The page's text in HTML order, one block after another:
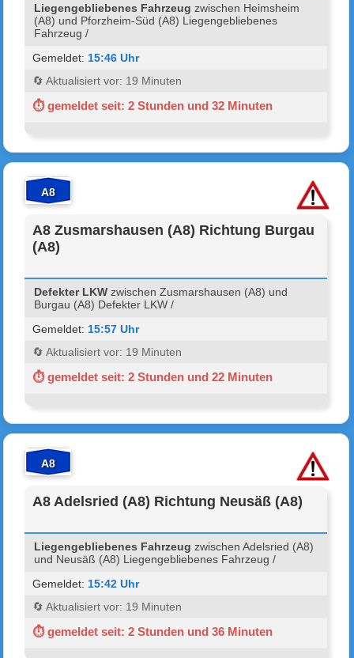
Liegengebliebenes Fahrzeug zwischen Heimsheim
(A8) und Pforzheim-Süd (A8) Liegengebliebenes
Fahrzeug /
Gemeldet: 15:46 Uhr
🔄 Aktualisiert vor: 19 Minuten
⏱ gemeldet seit: 2 Stunden und 32 Minuten
A8
A8 Zusmarshausen (A8) Richtung Burgau
(A8)
Defekter LKW zwischen Zusmarshausen (A8) und
Burgau (A8) Defekter LKW /
Gemeldet: 15:57 Uhr
🔄 Aktualisiert vor: 19 Minuten
⏱ gemeldet seit: 2 Stunden und 22 Minuten
A8
A8 Adelsried (A8) Richtung Neusäß (A8)
Liegengebliebenes Fahrzeug zwischen Adelsried (A8)
und Neusäß (A8) Liegengebliebenes Fahrzeug /
Gemeldet: 15:42 Uhr
🔄 Aktualisiert vor: 19 Minuten
⏱ gemeldet seit: 2 Stunden und 36 Minuten